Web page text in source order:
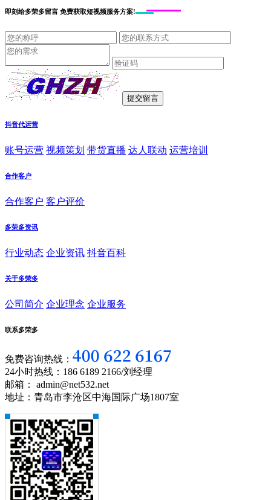
即刻给多荣多留言 免费获取短视频服务方案!
抖音代运营
账号运营 视频策划 带货直播 达人联动 运营培训
合作客户
合作客户 客户评价
多荣多资讯
行业动态 企业资讯 抖音百科
关于多荣多
公司简介 企业理念 企业服务
联系多荣多
免费咨询热线：
24小时热线：186 6189 2166/刘经理
邮箱： admin@net532.net
地址：青岛市李沧区中海国际广场1807室